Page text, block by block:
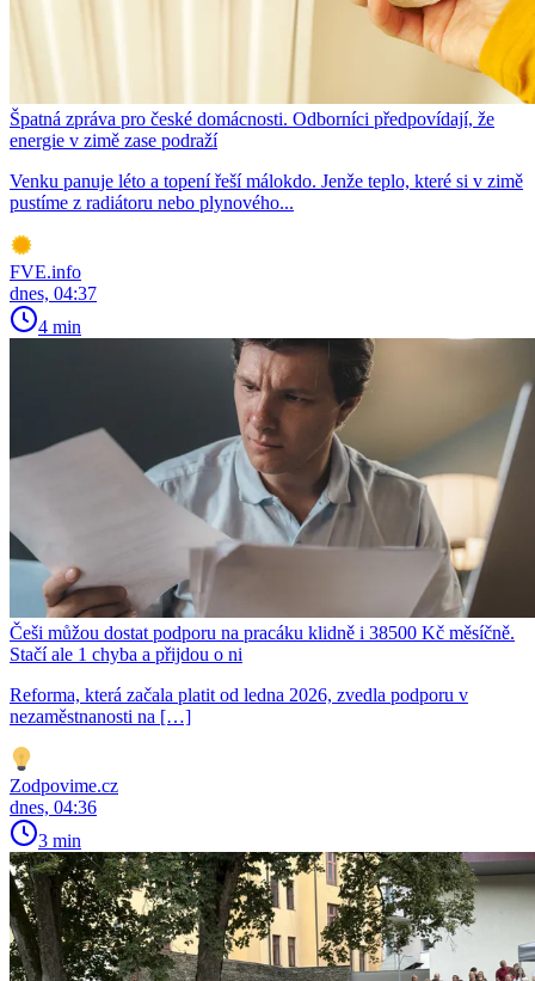
Špatná zpráva pro české domácnosti. Odborníci předpovídají, že
energie v zimě zase podraží
Venku panuje léto a topení řeší málokdo. Jenže teplo, které si v zimě
pustíme z radiátoru nebo plynového...
FVE.info
dnes, 04:37
4 min
Češi můžou dostat podporu na pracáku klidně i 38500 Kč měsíčně.
Stačí ale 1 chyba a přijdou o ni
Reforma, která začala platit od ledna 2026, zvedla podporu v
nezaměstnanosti na […]
Zodpovime.cz
dnes, 04:36
3 min